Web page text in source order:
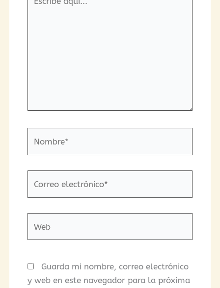
Guarda mi nombre, correo electrónico
y web en este navegador para la próxima